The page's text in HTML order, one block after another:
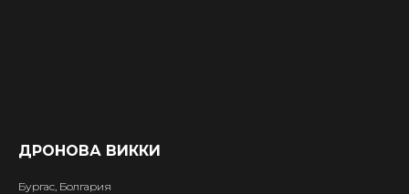
ДРОНОВА ВИККИ
Бургас, Болгария